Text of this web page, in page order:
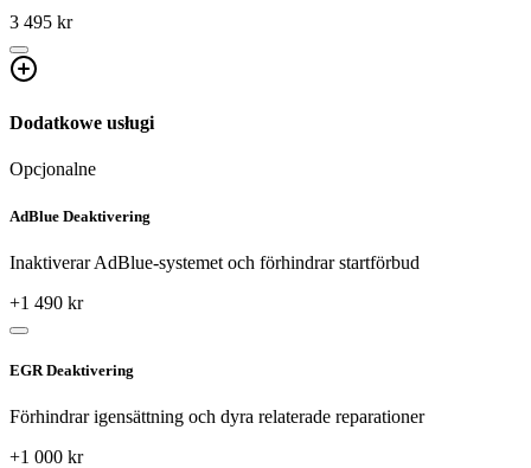
3 495 kr
Dodatkowe usługi
Opcjonalne
AdBlue Deaktivering
Inaktiverar AdBlue-systemet och förhindrar startförbud
+1 490 kr
EGR Deaktivering
Förhindrar igensättning och dyra relaterade reparationer
+1 000 kr